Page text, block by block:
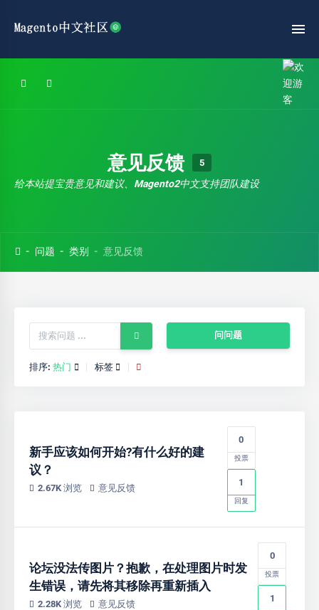
意见反馈 5
给本站提宝贵意见和建议、Magento2中文支持团队建设
问题 类别 意见反馈
问问题
排序: 热门 标签
新手应该如何开始?有什么好的建
议？
2.67K 浏览 意见反馈
0
投票
1
回复
论坛没法传图片？抱歉，在处理图片时发
生错误，请先将其移除再重新插入
2.28K 浏览 意见反馈
0
投票
1